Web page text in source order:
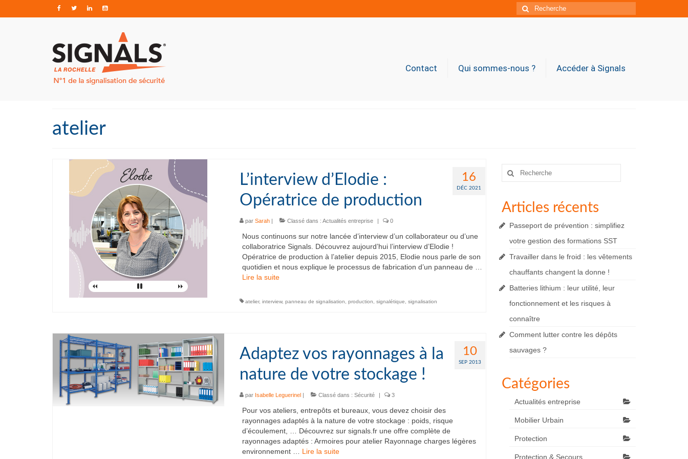
Rechercher
:
Contact Qui sommes-nous ? Accéder à Signals
atelier
16
DÉC 2021
L’interview d’Elodie :
Opératrice de production
par Sarah| Classé dans : Actualités entreprise | 0
Nous continuons sur notre lancée d’interview d’un collaborateur ou d’une
collaboratrice Signals. Découvrez aujourd’hui l’interview d’Elodie !
Opératrice de production à l’atelier depuis 2015, Elodie nous parle de son
quotidien et nous explique le processus de fabrication d’un panneau de …
Lire la suite­­
atelier, interview, panneau de signalisation production signalétique signalisation
10
SEP 2013
Adaptez vos rayonnages à la
nature de votre stockage !
par Isabelle Leguerinel| Classé dans : Sécurité | 3
Pour vos ateliers, entrepôts et bureaux, vous devez choisir des
rayonnages adaptés à la nature de votre stockage : poids, risque
d’écoulement, … Découvrez sur signals.fr une offre complète de
rayonnages adaptés : Armoires pour atelier Rayonnage charges légères
environnement … Lire la suite­­
Rechercher
Articles récents
Passeport de prévention : simplifiez
votre gestion des formations SST
Travailler dans le froid : les vêtements
chauffants changent la donne !
Batteries lithium : leur utilité, leur
fonctionnement et les risques à
connaître
Comment lutter contre les dépôts
sauvages ?
Catégories
Actualités entreprise
Mobilier Urbain
Protection
Protection & Secours